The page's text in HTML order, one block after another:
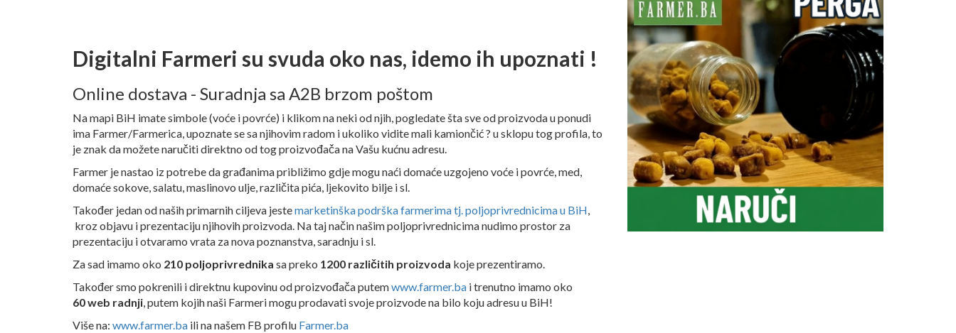
Digitalni Farmeri su svuda oko nas, idemo ih upoznati !
Online dostava - Suradnja sa A2B brzom poštom
Na mapi BiH imate simbole (voće i povrće) i klikom na neki od njih, pogledate šta sve od proizvoda u ponudi
ima Farmer/Farmerica, upoznate se sa njihovim radom i ukoliko vidite mali kamiončić ? u sklopu tog profila, to
je znak da možete naručiti direktno od tog proizvođača na Vašu kućnu adresu.
Farmer je nastao iz potrebe da građanima približimo gdje mogu naći domaće uzgojeno voće i povrće, med,
domaće sokove, salatu, maslinovo ulje, različita pića, ljekovito bilje i sl.
Također jedan od naših primarnih ciljeva jestemarketinška podrška farmerima tj. poljoprivrednicima u BiH,
kroz objavu i prezentaciju njihovih proizvoda. Na taj način našim poljoprivrednicima nudimo prostor za
prezentaciju i otvaramo vrata za nova poznanstva, saradnju i sl.
Za sad imamo oko 210 poljoprivrednika sa preko 1200 različitih proizvoda koje prezentiramo.
Također smo pokrenili i direktnu kupovinu od proizvođača putemwww.farmer.ba i trenutno imamo oko
60 web radnji, putem kojih naši Farmeri mogu prodavati svoje proizvode na bilo koju adresu u BiH!
Više na: www.farmer.ba ili na našem FB profilu Farmer.ba